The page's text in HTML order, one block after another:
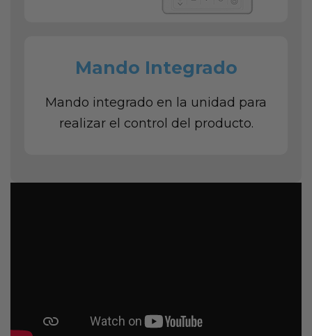
Mando Integrado
Mando integrado en la unidad para
realizar el control del producto.